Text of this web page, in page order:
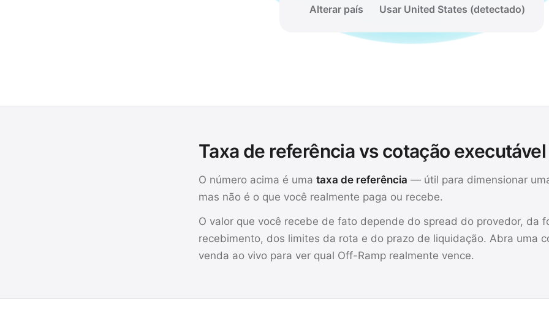
Alterar país Usar United States (detectado)
Taxa de referência vs cotação
O número acima é uma taxa de referência — útil para dimensionar
mas não é o que você realmente paga ou recebe.
O valor que você recebe de fato depende do spread do provedor, da
recebimento, dos limites da rota e do prazo de liquidação. Abra uma
venda ao vivo para ver qual Off-Ramp realmente vence.